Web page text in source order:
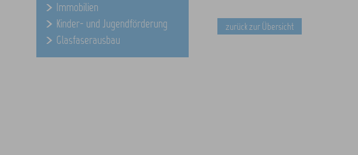
Immobilien
Kinder- und Jugendförderung
Glasfaserausbau
zurück zur Übersicht